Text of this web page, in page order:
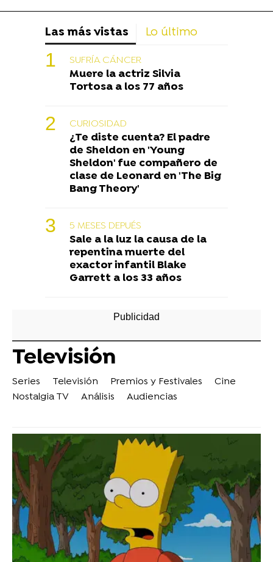
Las más vistas Lo último
SUFRÍA CÁNCER
Muere la actriz Silvia
Tortosa a los 77 años
CURIOSIDAD
¿Te diste cuenta? El padre
de Sheldon en 'Young
Sheldon' fue compañero de
clase de Leonard en 'The Big
Bang Theory'
5 MESES DEPUÉS
Sale a la luz la causa de la
repentina muerte del
exactor infantil Blake
Garrett a los 33 años
Televisión
Series Televisión Premios y Festivales
Cine
Nostalgia TV
Análisis Audiencias